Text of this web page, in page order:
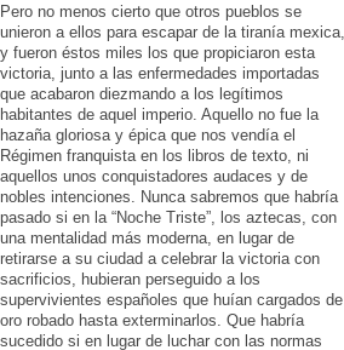
Pero no menos cierto que otros pueblos se
unieron a ellos para escapar de la tiranía mexica,
y fueron éstos miles los que propiciaron esta
victoria, junto a las enfermedades importadas
que acabaron diezmando a los legítimos
habitantes de aquel imperio. Aquello no fue la
hazaña gloriosa y épica que nos vendía el
Régimen franquista en los libros de texto, ni
aquellos unos conquistadores audaces y de
nobles intenciones. Nunca sabremos que habría
pasado si en la “Noche Triste”, los aztecas, con
una mentalidad más moderna, en lugar de
retirarse a su ciudad a celebrar la victoria con
sacrificios, hubieran perseguido a los
supervivientes españoles que huían cargados de
oro robado hasta exterminarlos. Que habría
sucedido si en lugar de luchar con las normas